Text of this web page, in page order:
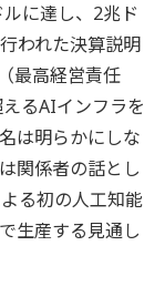
に達し、2兆ド
われた決算説明
最高経営責任
るAIインフラを
は明らかにしな
関係者の話とし
る初の人工知能
生産する見通し